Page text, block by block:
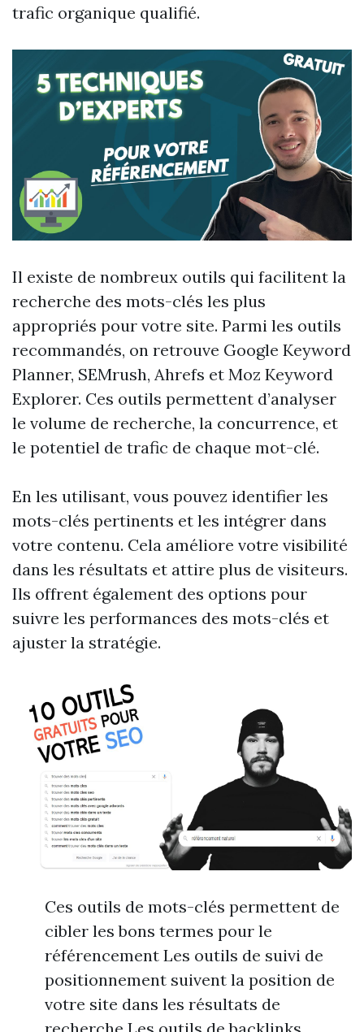
trafic organique qualifié.
Il existe de nombreux outils qui facilitent la
recherche des mots-clés les plus
appropriés pour votre site. Parmi les outils
recommandés, on retrouve Google Keyword
Planner, SEMrush, Ahrefs et Moz Keyword
Explorer. Ces outils permettent d’analyser
le volume de recherche, la concurrence, et
le potentiel de trafic de chaque mot-clé.
En les utilisant, vous pouvez identifier les
mots-clés pertinents et les intégrer dans
votre contenu. Cela améliore votre visibilité
dans les résultats et attire plus de visiteurs.
Ils offrent également des options pour
suivre les performances des mots-clés et
ajuster la stratégie.
Ces outils de mots-clés permettent de
cibler les bons termes pour le
référencement Les outils de suivi de
positionnement suivent la position de
votre site dans les résultats de